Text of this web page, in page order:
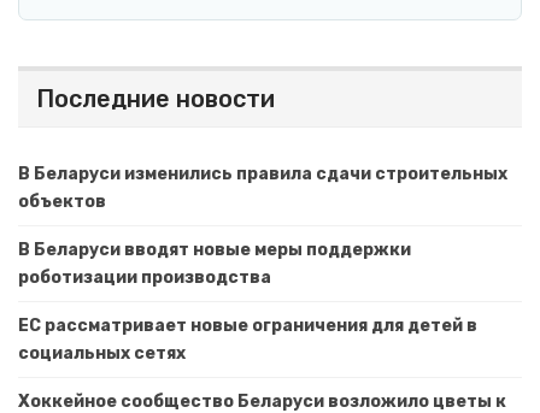
Последние новости
В Беларуси изменились правила сдачи строительных
объектов
В Беларуси вводят новые меры поддержки
роботизации производства
ЕС рассматривает новые ограничения для детей в
социальных сетях
Хоккейное сообщество Беларуси возложило цветы к